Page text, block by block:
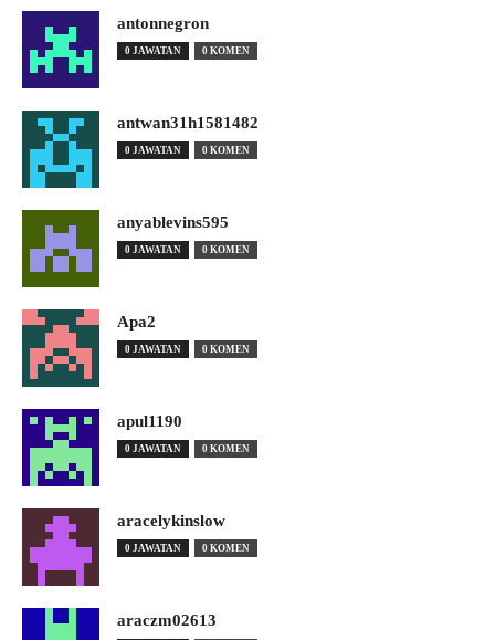
antonnegron
0 JAWATAN 0 KOMEN
antwan31h1581482
0 JAWATAN 0 KOMEN
anyablevins595
0 JAWATAN 0 KOMEN
Apa2
0 JAWATAN 0 KOMEN
apul1190
0 JAWATAN 0 KOMEN
aracelykinslow
0 JAWATAN 0 KOMEN
araczm02613